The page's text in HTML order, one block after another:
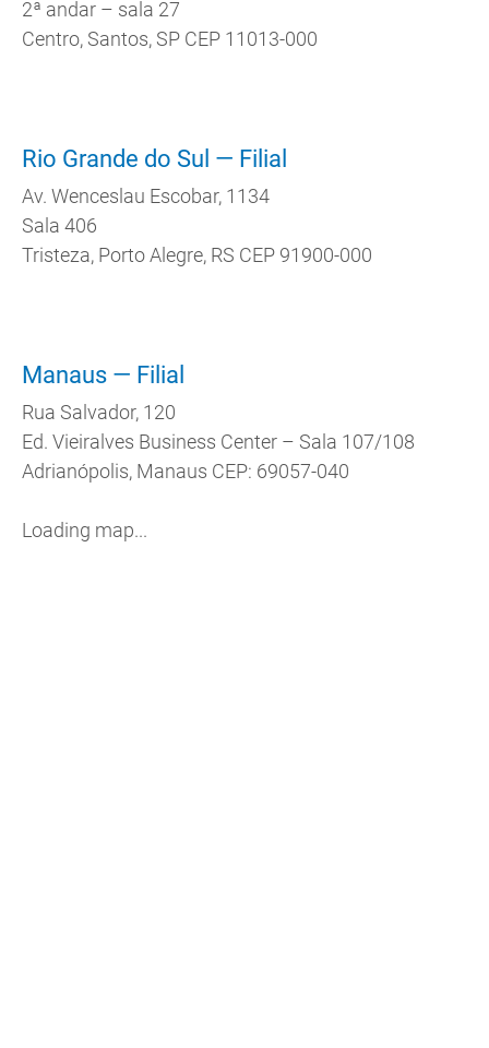
2ª andar – sala 27
Centro, Santos, SP CEP 11013-000
Rio Grande do Sul — Filial
Av. Wenceslau Escobar, 1134
Sala 406
Tristeza, Porto Alegre, RS CEP 91900-000
Manaus — Filial
Rua Salvador, 120
Ed. Vieiralves Business Center – Sala 107/108
Adrianópolis, Manaus CEP: 69057-040
Loading map...